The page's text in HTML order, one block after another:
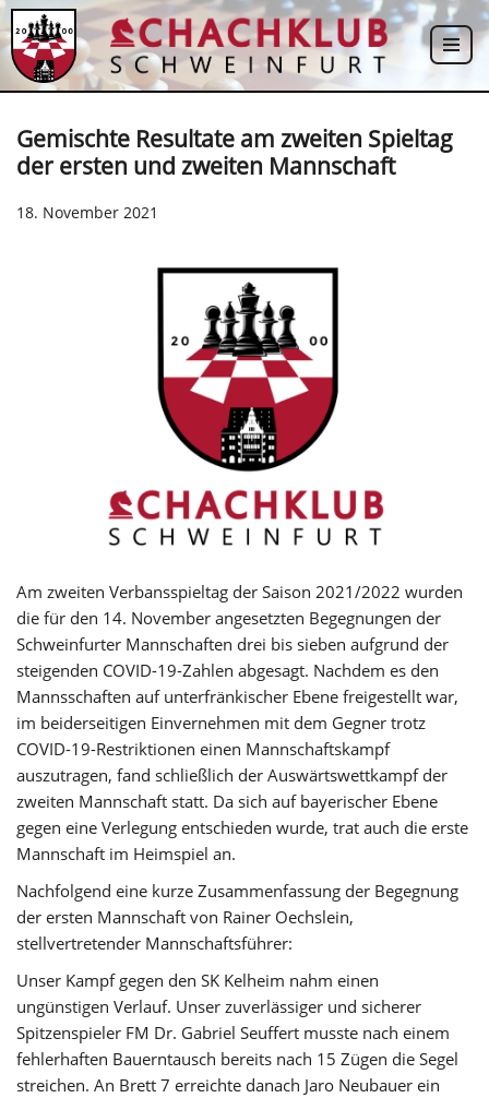
Zum
Inhalt
Gemischte Resultate am zweiten Spieltag
der ersten und zweiten Mannschaft
18. November 2021
Am zweiten Verbansspieltag der Saison 2021/2022 wurden
die für den 14. November angesetzten Begegnungen der
Schweinfurter Mannschaften drei bis sieben aufgrund der
steigenden COVID-19-Zahlen abgesagt. Nachdem es den
Mannsschaften auf unterfränkischer Ebene freigestellt war,
im beiderseitigen Einvernehmen mit dem Gegner trotz
COVID-19-Restriktionen einen Mannschaftskampf
auszutragen, fand schließlich der Auswärtswettkampf der
zweiten Mannschaft statt. Da sich auf bayerischer Ebene
gegen eine Verlegung entschieden wurde, trat auch die erste
Mannschaft im Heimspiel an.
Nachfolgend eine kurze Zusammenfassung der Begegnung
der ersten Mannschaft von Rainer Oechslein,
stellvertretender Mannschaftsführer:
Unser Kampf gegen den SK Kelheim nahm einen
ungünstigen Verlauf. Unser zuverlässiger und sicherer
Spitzenspieler FM Dr. Gabriel Seuffert musste nach einem
fehlerhaften Bauerntausch bereits nach 15 Zügen die Segel
streichen. An Brett 7 erreichte danach Jaro Neubauer ein